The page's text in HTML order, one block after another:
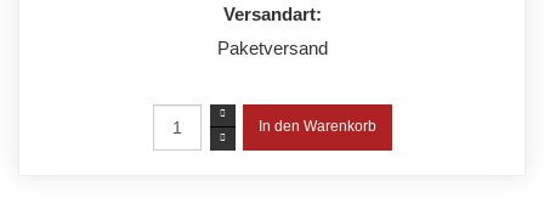
Versandart:
Paketversand